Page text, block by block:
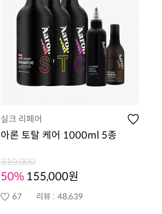
실크 리페어
아론 토탈 케어 1000ml 5종
310,000
50% 155,000원
67 리뷰 : 48,639